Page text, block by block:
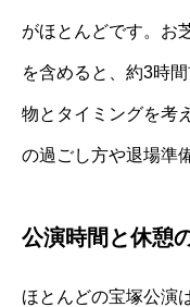
がほとんどです。お
を含めると、約3時
物とタイミングを考
の過ごし方や退場準
公演時間と休憩
ほとんどの宝塚公演